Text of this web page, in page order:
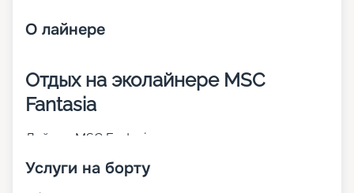
О лайнере
Отдых на эколайнере MSC
Fantasia
Лайнер MSC Fantasia – первое круизное судно
и в 2023 г. претерпело значительные изменения.
Услуги на борту